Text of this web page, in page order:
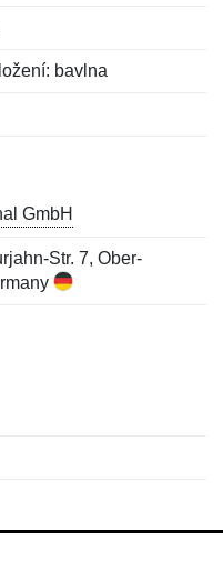
bavlna
GmbH
Str. 7, Ober-